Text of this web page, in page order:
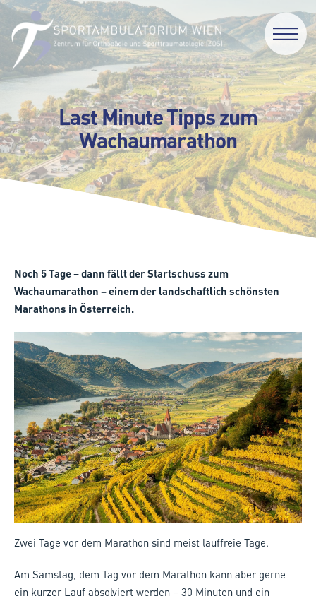
Last Minute Tipps zum
Wachaumarathon
Noch 5 Tage – dann fällt der Startschuss zum
Wachaumarathon – einem der landschaftlich schönsten
Marathons in Österreich.
Zwei Tage vor dem Marathon sind meist lauffreie Tage.
Am Samstag, dem Tag vor dem Marathon kann aber gerne
ein kurzer Lauf absolviert werden – 30 Minuten und ein